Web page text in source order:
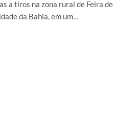
a tiros na zona rural de Feira de
da Bahia, em um…